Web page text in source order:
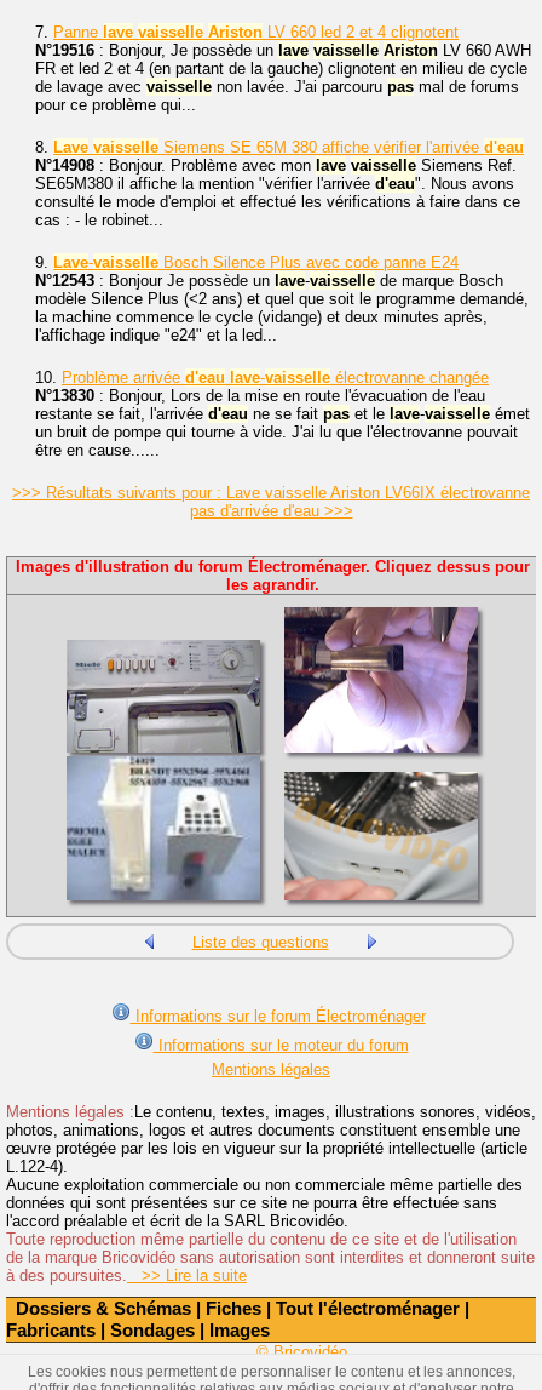
Dossiers & Schémas Fiches Tout l'électroménager
Fabricants
Sondages Images
7. Panne lave vaisselle Ariston LV 660 led 2 et 4 clignotent
N°19516 : Bonjour, Je possède un lave vaisselle Ariston LV 660 AWH
FR et led 2 et 4 (en partant de la gauche) clignotent en milieu de cycle
de lavage avec vaisselle non lavée. J'ai parcouru pas mal de forums
pour ce problème qui...
8. Lave vaisselle Siemens SE 65M 380 affiche vérifier l'arrivée d'eau
N°14908 : Bonjour. Problème avec mon lave vaisselle Siemens Ref.
SE65M380 il affiche la mention "vérifier l'arrivée d'eau". Nous avons
consulté le mode d'emploi et effectué les vérifications à faire dans ce
cas : - le robinet...
9. Lave-vaisselle Bosch Silence Plus avec code panne E24
N°12543 : Bonjour Je possède un lave-vaisselle de marque Bosch
modèle Silence Plus (<2 ans) et quel que soit le programme demandé,
la machine commence le cycle (vidange) et deux minutes après,
l'affichage indique "e24" et la led...
10. Problème arrivée d'eau lave-vaisselle électrovanne changée
N°13830 : Bonjour, Lors de la mise en route l'évacuation de l'eau
restante se fait, l'arrivée d'eau ne se fait pas et le lave-vaisselle émet
un bruit de pompe qui tourne à vide. J'ai lu que l'électrovanne pouvait
être en cause......
>>> Résultats suivants pour : Lave vaisselle Ariston LV66IX électrovanne
pas d'arrivée d'eau >>>
Images d'illustration du forum Électroménager. Cliquez dessus pour
les agrandir.
Liste des questions
Informations sur le forum Électroménager
Informations sur le moteur du forum
Mentions légales
Mentions légales : Le contenu, textes, images, illustrations sonores, vidéos,
photos, animations, logos et autres documents constituent ensemble une
œuvre protégée par les lois en vigueur sur la propriété intellectuelle (article
L.122-4).
Aucune exploitation commerciale ou non commerciale même partielle des
données qui sont présentées sur ce site ne pourra être effectuée sans
l'accord préalable et écrit de la SARL Bricovidéo.
Toute reproduction même partielle du contenu de ce site et de l'utilisation
de la marque Bricovidéo sans autorisation sont interdites et donneront suite
à des poursuites. >> Lire la suite
© Bricovidéo
Les cookies nous permettent de personnaliser le contenu et les annonces,